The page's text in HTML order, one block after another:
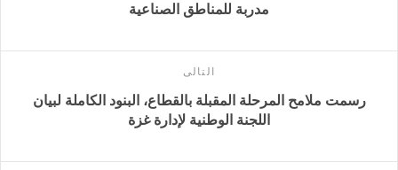
مدربة للمناطق الصناعية
التالى
رسمت ملامح المرحلة المقبلة بالقطاع، البنود الكاملة لبيان
اللجنة الوطنية لإدارة غزة